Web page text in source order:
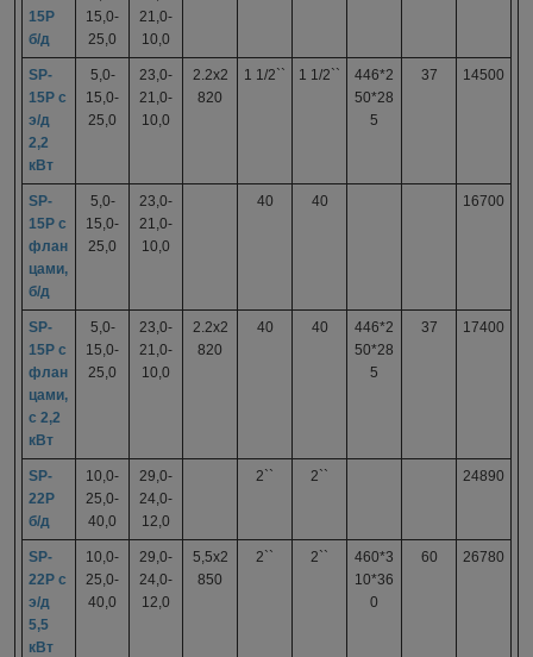
15P
б/д
15,0-
25,0
21,0-
10,0
SP-
15P с
э/д
2,2
кВт
5,0-
15,0-
25,0
23,0-
21,0-
10,0
2.2x2
820
1 1/2`` 1 1/2``
446*2
50*28
5
37 14500
SP-
15P с
флан
цами,
б/д
5,0-
15,0-
25,0
23,0-
21,0-
10,0
40 40 16700
SP-
15P с
флан
цами,
с 2,2
кВт
5,0-
15,0-
25,0
23,0-
21,0-
10,0
2.2x2
820
40 40
446*2
50*28
5
37 17400
SP-
22P
б/д
10,0-
25,0-
40,0
29,0-
24,0-
12,0
2`` 2`` 24890
SP-
22P с
э/д
5,5
кВт
10,0-
25,0-
40,0
29,0-
24,0-
12,0
5,5x2
850
2`` 2``
460*3
10*36
0
60 26780